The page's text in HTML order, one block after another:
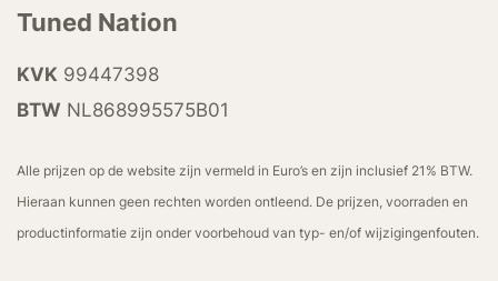
Tuned Nation
KVK 99447398
BTW NL868995575B01
Alle prijzen op de website zijn vermeld in Euro’s en zijn inclusief 21% BTW.
Hieraan kunnen geen rechten worden ontleend. De prijzen, voorraden en
productinformatie zijn onder voorbehoud van typ- en/of wijzigingenfouten.